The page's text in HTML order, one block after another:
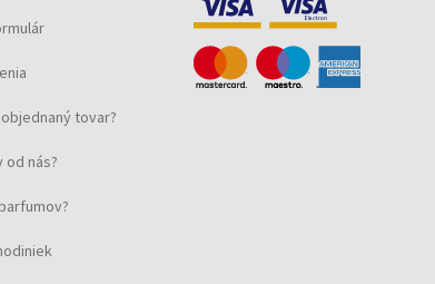
tovar?
od nás?